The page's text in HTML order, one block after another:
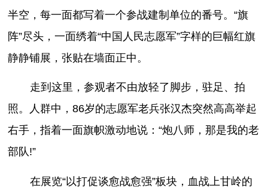
半空，每一面都写着一个参战建制单位的番号。“旗
阵”尽头，一面绣着“中国人民志愿军”字样的巨幅红旗
静静铺展，张贴在墙面正中。
走到这里，参观者不由放轻了脚步，驻足、拍
照。人群中，86岁的志愿军老兵张汉杰突然高高举起
右手，指着一面旗帜激动地说：“炮八师，那是我的老
部队!”
在展览“以打促谈愈战愈强”板块，血战上甘岭的